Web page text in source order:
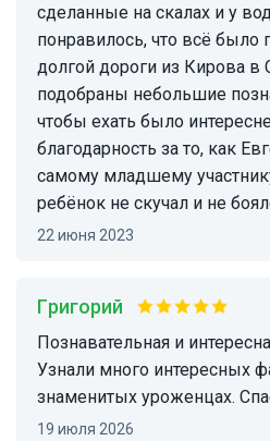
сделанные на скалах и у
понравилось, что всё было
долгой дороги из Кирова в
подобраны небольшие
чтобы ехать было
благодарность за то, как
самому младшему
ребёнок не скучал и не
22 июня 2023
Григорий
Познавательная и интересная прогулка по Кирову.
Узнали много интересных
знаменитых уроженцах.
19 июля 2026